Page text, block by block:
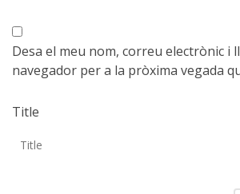
Desa el meu nom, correu electrònic i
navegador per a la pròxima vegada
Title